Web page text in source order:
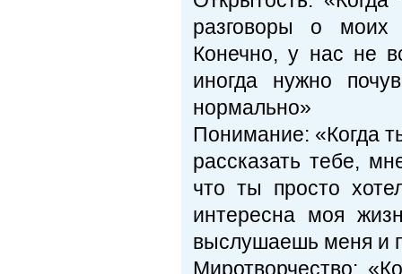
разговоры о моих
Конечно, у нас не
иногда нужно
нормально»
Понимание: «Когда
рассказать тебе,
что ты просто
интересна моя
выслушаешь меня и
Миротворчество: